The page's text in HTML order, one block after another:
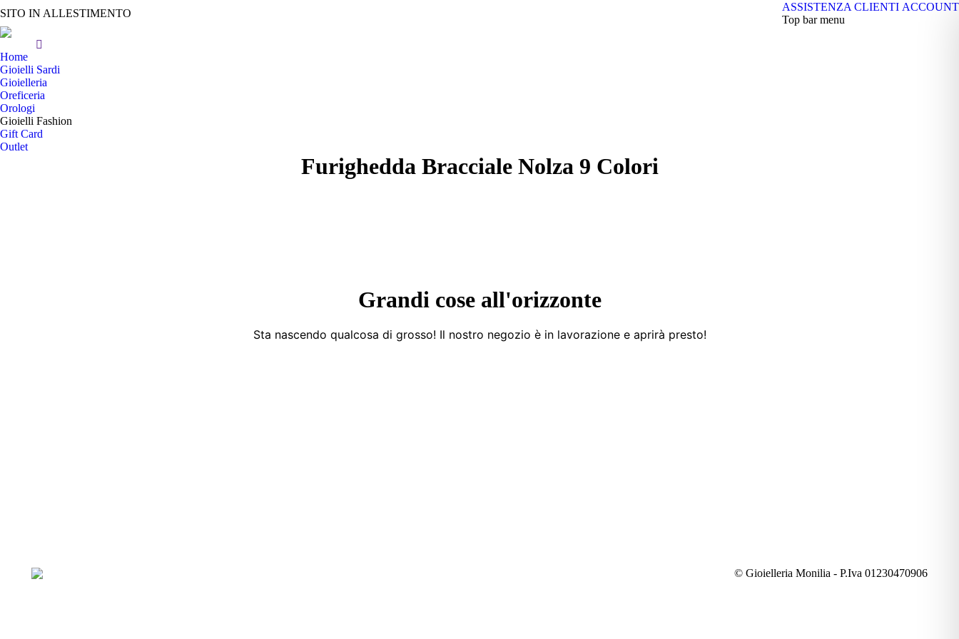
SITO IN ALLESTIMENTO ASSISTENZA CLIENTI ACCOUNT
Top bar menu
Home
Gioielli Sardi
Gioielleria
Oreficeria
Orologi
Gioielli Fashion
Gift Card
Outlet
Furighedda Bracciale Nolza 9 Colori
Grandi cose all'orizzonte
Sta nascendo qualcosa di grosso! Il nostro negozio è in lavorazione e aprirà presto!
© Gioielleria Monilia - P.Iva 01230470906